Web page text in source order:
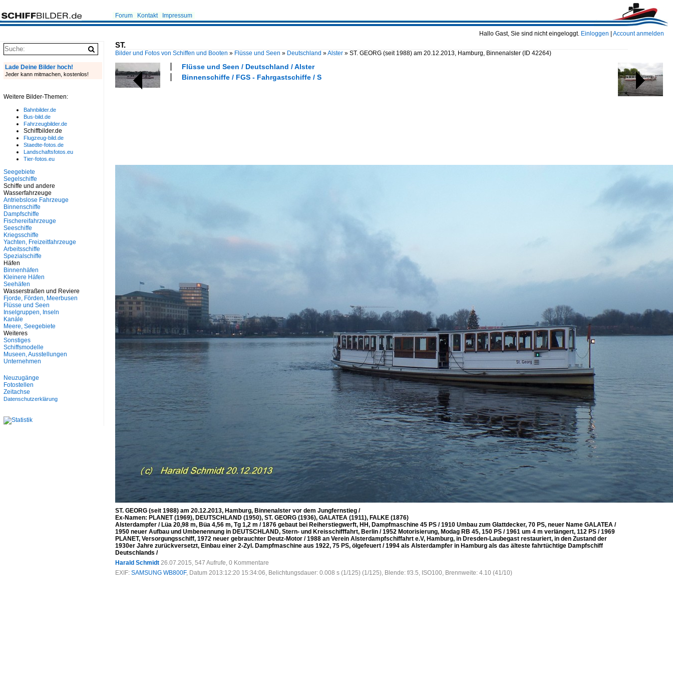
Hallo Gast, Sie sind nicht eingeloggt. Einloggen Account anmelden
Forum Kontakt Impressum
ST.
Bilder und Fotos von Schiffen und Booten » Flüsse und Seen » Deutschland »Alster » ST. GEORG (seit 1988) am 20.12.2013, Hamburg, Binnenalster (ID 42264)
Flüsse und Seen / Deutschland / Alster
Binnenschiffe / FGS - Fahrgastschiffe / S
ST. GEORG (seit 1988) am 20.12.2013, Hamburg, Binnenalster vor dem Jungfernstieg /
Ex-Namen: PLANET (1969), DEUTSCHLAND (1950), ST. GEORG (1936), GALATEA (1911), FALKE (1876)
Alsterdampfer / Lüa 20,98 m, Büa 4,56 m, Tg 1,2 m / 1876 gebaut bei Reiherstiegwerft, HH, Dampfmaschine 45 PS / 1910 Umbau zum Glattdecker, 70 PS, neuer Name GALATEA /
1950 neuer Aufbau und Umbenennung in DEUTSCHLAND, Stern- und Kreisschifffahrt, Berlin / 1952 Motorisierung, Modag RB 45, 150 PS / 1961 um 4 m verlängert, 112 PS / 1969
PLANET, Versorgungsschiff, 1972 neuer gebrauchter Deutz-Motor / 1988 an Verein Alsterdampfschiffahrt e.V, Hamburg, in Dresden-Laubegast restauriert, in den Zustand der
1930er Jahre zurückversetzt, Einbau einer 2-Zyl. Dampfmaschine aus 1922, 75 PS, ölgefeuert / 1994 als Alsterdampfer in Hamburg als das älteste fahrtüchtige Dampfschiff
Deutschlands /
Harald Schmidt 26.07.2015, 547 Aufrufe, 0 Kommentare
EXIF: SAMSUNG WB800F, Datum 2013:12:20 15:34:06, Belichtungsdauer: 0.008 s (1/125) (1/125), Blende: f/3.5, ISO100, Brennweite: 4.10 (41/10)
Lade Deine Bilder hoch!
Jeder kann mitmachen, kostenlos!
Weitere Bilder-Themen:
Bahnbilder.de
Bus-bild.de
Fahrzeugbilder.de
Schiffbilder.de
Flugzeug-bild.de
Staedte-fotos.de
Landschaftsfotos.eu
Tier-fotos.eu
Seegebiete
Segelschiffe
Schiffe und andere
Wasserfahrzeuge
Antriebslose Fahrzeuge
Binnenschiffe
Dampfschiffe
Fischereifahrzeuge
Seeschiffe
Kriegsschiffe
Yachten, Freizeitfahrzeuge
Arbeitsschiffe
Spezialschiffe
Häfen
Binnenhäfen
Kleinere Häfen
Seehäfen
Wasserstraßen und Reviere
Fjorde, Förden, Meerbusen
Flüsse und Seen
Inselgruppen, Inseln
Kanäle
Meere, Seegebiete
Weiteres
Sonstiges
Schiffsmodelle
Museen, Ausstellungen
Unternehmen
Neuzugänge
Fotostellen
Zeitachse
Datenschutzerklärung